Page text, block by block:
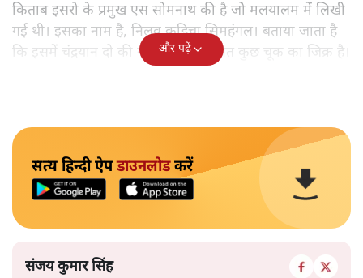
किताब इसरो के प्रमुख एस सोमनाथ की है जो मलयालम में लिखी
गई थी। इसका नाम है, निलवु कुडिचा सिमहंगल। बताया जाता है
कि इसमें चंद्रयान दो की नाकामी से संबंधित कुछ चूक का जिक्र है।
और पढ़ें
सत्य हिन्दी ऐपडाउनलोडकरें
संजय कुमार सिंह